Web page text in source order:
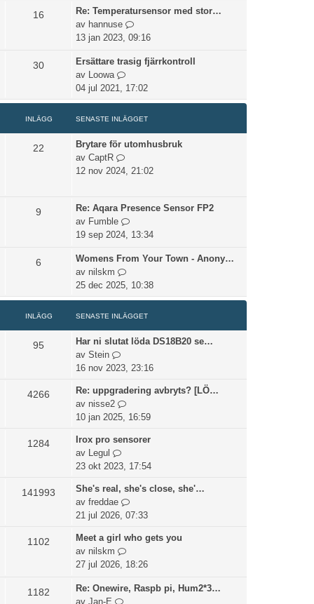
l
ä
g
t
t
i
l
g
g
e
t
t
s
e
t
i
n
l
ä
g
e
l
d
t
e
n
a
s
t
i
ä
g
16
Re: Temperatursensor med stor…
av hannuse
G
å
i
l
d
e
s
n
t
i
l
g
g
e
t
13 jan 2023, 09:16
30
Ersättare trasig fjärrkontroll
av
Loowa
G
å
t
i
l
e
n
a
t
e
i
n
l
g
e
04 jul 2021, 17:02
INLÄGG SENASTE INLÄGGET
22
Brytare för utomhusbruk
av CaptR
G
å
l
l
d
t
s
e
n
a
s
t
i
l
ä
g
g
12 nov 2024, 21:02
9
Re: Aqara Presence Sensor FP2
av Fumble
G
å
i
d
e
s
n
s
e
l
g
g
e
19 sep 2024, 13:34
6
Womens From Your Town - Anony…
av nilskm
G
t
i
l
s
e
n
s
e
n
l
g
g
e
25 dec 2025, 10:38
INLÄGG SENASTE INLÄGGET
95
Har ni slutat löda DS18B20 se…
av Stein
G
å
i
l
l
t
s
e
n
t
e
i
l
16 nov 2023, 23:16
4266
Re: uppgradering avbryts? [LÖ…
av nisse2
G
å
i
d
t
e
n
a
t
10 jan 2025, 16:59
1284
Irox pro sensorer
av
Legul
G
å
l
l
s
e
n
23 okt 2023, 17:54
141993
She's real, she's close, she'…
av freddae
G
å
i
l
e
21 jul 2026, 07:33
1102
Meet a girl who gets you
av nilskm
G
å
i
27 jul 2026, 18:26
1182
Re: Onewire, Raspb pi, Hum2*3…
av Jan-E
G